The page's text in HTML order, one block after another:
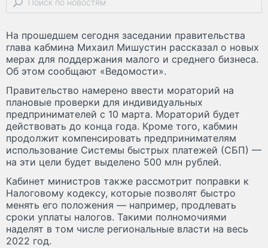
На прошедшем сегодня заседании правительства
глава кабмина Михаил Мишустин рассказал о новых
мерах для поддержания малого и среднего бизнеса.
Об этом сообщают «Ведомости».
Правительство намерено ввести мораторий на
плановые проверки для индивидуальных
предпринимателей с 10 марта. Мораторий будет
действовать до конца года. Кроме того, кабмин
продолжит компенсировать предпринимателям
использование Системы быстрых платежей (СБП) —
на эти цели будет выделено 500 млн рублей.
Кабинет министров также рассмотрит поправки к
Налоговому кодексу, которые позволят быстро
менять его положения — например, продлевать
сроки уплаты налогов. Такими полномочиями
наделят в том числе региональные власти на весь
2022 год.